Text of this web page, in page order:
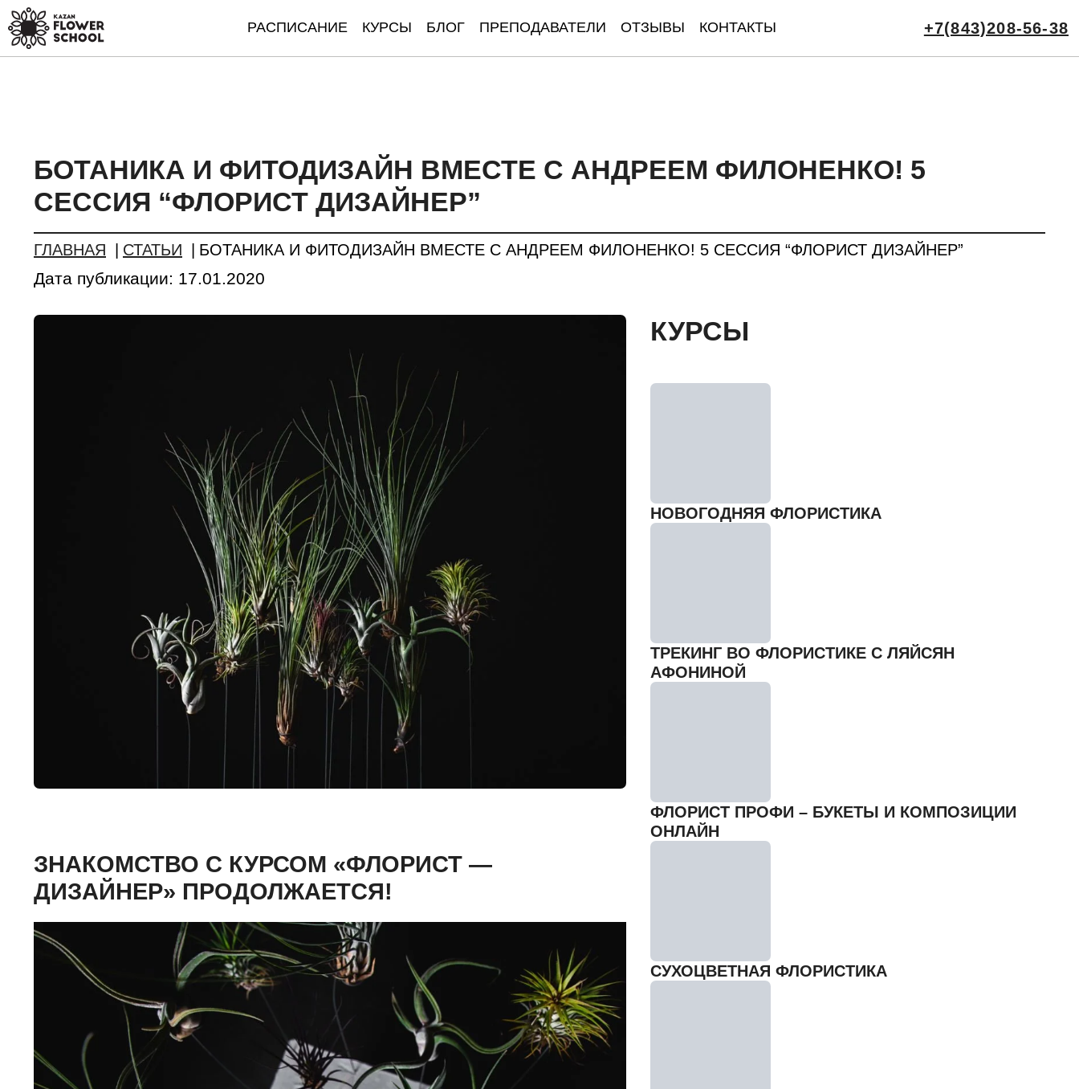
РАСПИСАНИЕ КУРСЫ БЛОГ ПРЕПОДАВАТЕЛИ ОТЗЫВЫ КОНТАКТЫ +7(843)208-56-38
БОТАНИКА И ФИТОДИЗАЙН ВМЕСТЕ С АНДРЕЕМ ФИЛОНЕНКО! 5
СЕССИЯ “ФЛОРИСТ ДИЗАЙНЕР”
ГЛАВНАЯ СТАТЬИ БОТАНИКА И ФИТОДИЗАЙН ВМЕСТЕ С АНДРЕЕМ ФИЛОНЕНКО! 5 СЕССИЯ “ФЛОРИСТ ДИЗАЙНЕР”
Дата публикации: 17.01.2020
ЗНАКОМСТВО С КУРСОМ «ФЛОРИСТ —
ДИЗАЙНЕР» ПРОДОЛЖАЕТСЯ!
КУРСЫ
НОВОГОДНЯЯ ФЛОРИСТИКА
ТРЕКИНГ ВО ФЛОРИСТИКЕ С ЛЯЙСЯН
АФОНИНОЙ
ФЛОРИСТ ПРОФИ – БУКЕТЫ И КОМПОЗИЦИИ
ОНЛАЙН
СУХОЦВЕТНАЯ ФЛОРИСТИКА